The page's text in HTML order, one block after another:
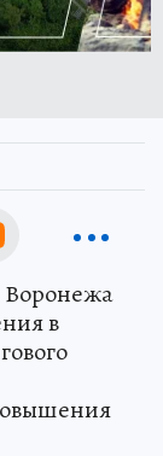
Воронежа
в